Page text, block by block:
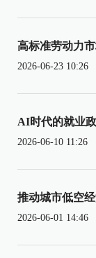
高标准劳动力
2026-06-23 10:26
AI时代的就业
2026-06-10 11:26
推动城市低空
2026-06-01 14:46